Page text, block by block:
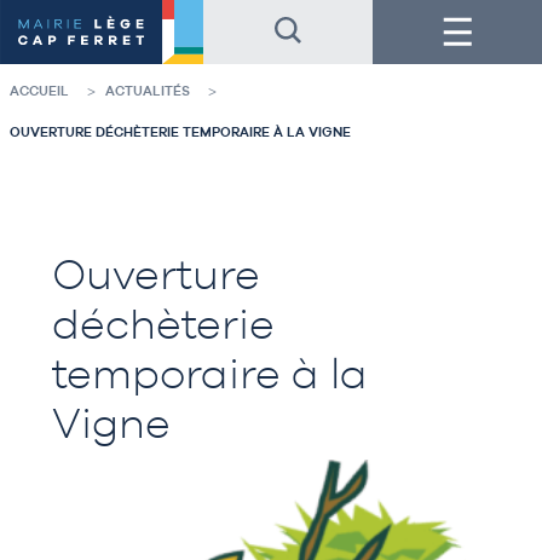
au
contenu
de
la
au
pied
de
page
Menu
ACCUEIL ACTUALITÉS
OUVERTURE DÉCHÈTERIE TEMPORAIRE À LA VIGNE
Ouverture
déchèterie
temporaire à la
Vigne